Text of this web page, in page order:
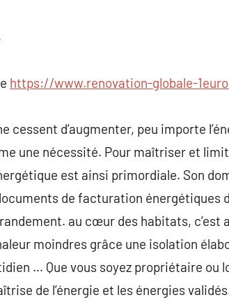
https://www.renovation-globale-
cessent d’augmenter, peu importe
une nécessité. Pour maîtriser et
est ainsi primordiale. Son
de facturation énergétiques
au cœur des habitats, c’est
moindres grâce une isolation
… Que vous soyez propriétaire ou
de l’énergie et les énergies